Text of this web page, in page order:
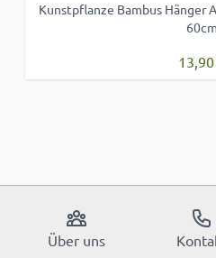
Kunstpflanze Bambus Hänger
60cm
Über uns